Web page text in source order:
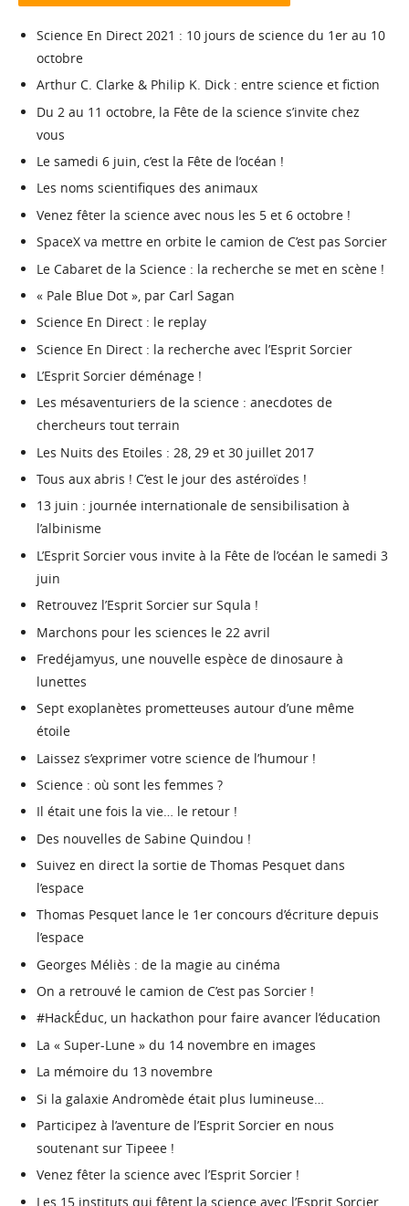
Science En Direct 2021 : 10 jours de science du 1er au 10
octobre
Arthur C. Clarke & Philip K. Dick : entre science et fiction
Du 2 au 11 octobre, la Fête de la science s’invite chez
vous
Le samedi 6 juin, c’est la Fête de l’océan !
Les noms scientifiques des animaux
Venez fêter la science avec nous les 5 et 6 octobre !
SpaceX va mettre en orbite le camion de C’est pas Sorcier
Le Cabaret de la Science : la recherche se met en scène !
« Pale Blue Dot », par Carl Sagan
Science En Direct : le replay
Science En Direct : la recherche avec l’Esprit Sorcier
L’Esprit Sorcier déménage !
Les mésaventuriers de la science : anecdotes de
chercheurs tout terrain
Les Nuits des Etoiles : 28, 29 et 30 juillet 2017
Tous aux abris ! C’est le jour des astéroïdes !
13 juin : journée internationale de sensibilisation à
l’albinisme
L’Esprit Sorcier vous invite à la Fête de l’océan le samedi 3
juin
Retrouvez l’Esprit Sorcier sur Squla !
Marchons pour les sciences le 22 avril
Fredéjamyus, une nouvelle espèce de dinosaure à
lunettes
Sept exoplanètes prometteuses autour d’une même
étoile
Laissez s’exprimer votre science de l’humour !
Science : où sont les femmes ?
Il était une fois la vie… le retour !
Des nouvelles de Sabine Quindou !
Suivez en direct la sortie de Thomas Pesquet dans
l’espace
Thomas Pesquet lance le 1er concours d’écriture depuis
l’espace
Georges Méliès : de la magie au cinéma
On a retrouvé le camion de C’est pas Sorcier !
#HackÉduc, un hackathon pour faire avancer l’éducation
La « Super-Lune » du 14 novembre en images
La mémoire du 13 novembre
Si la galaxie Andromède était plus lumineuse…
Participez à l’aventure de l’Esprit Sorcier en nous
soutenant sur Tipeee !
Venez fêter la science avec l’Esprit Sorcier !
Les 15 instituts qui fêtent la science avec l’Esprit Sorcier